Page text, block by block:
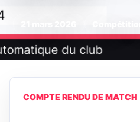
COMPTE RENDU DE MATCH